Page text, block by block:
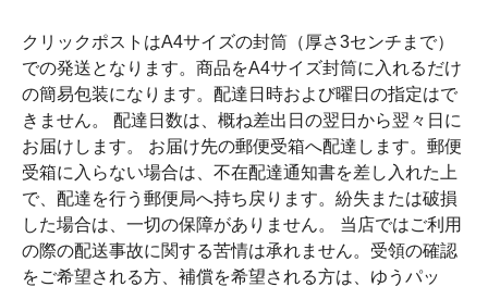
クリックポストはA4サイズの封筒（厚さ3センチまで）
での発送となります。商品をA4サイズ封筒に入れるだけ
の簡易包装になります。配達日時および曜日の指定はで
きません。 配達日数は、概ね差出日の翌日から翌々日に
お届けします。 お届け先の郵便受箱へ配達します。郵便
受箱に入らない場合は、不在配達通知書を差し入れた上
で、配達を行う郵便局へ持ち戻ります。紛失または破損
した場合は、一切の保障がありません。 当店ではご利用
の際の配送事故に関する苦情は承れません。受領の確認
をご希望される方、補償を希望される方は、ゆうパッ